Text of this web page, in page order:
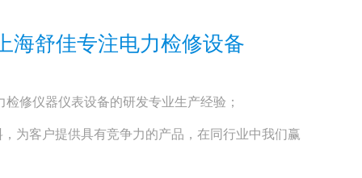
海舒佳专注电力检修设备
修仪器仪表设备的研发专业生产经验；
为客户提供具有竞争力的产品，在同行业中我们赢